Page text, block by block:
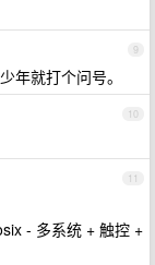
9
年就打个问号。
10
11
- 多系统 + 触控 +